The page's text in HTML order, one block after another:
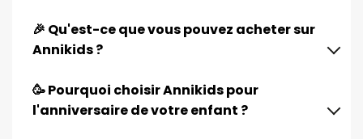
🎉 Qu'est-ce que vous pouvez acheter sur
Annikids ?
🥳 Pourquoi choisir Annikids pour
l'anniversaire de votre enfant ?